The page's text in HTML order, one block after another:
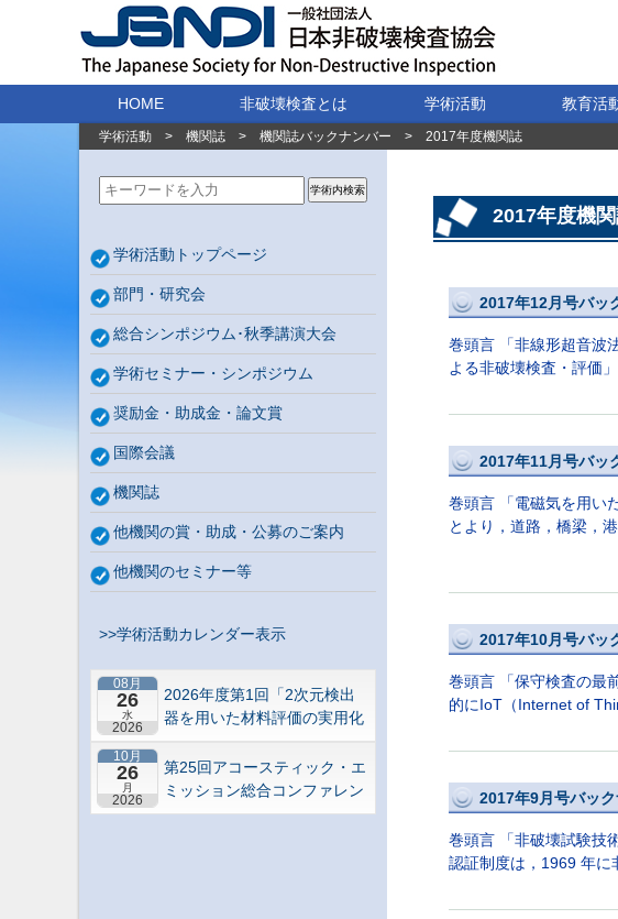
HOME 非破壊検査とは 学術活動 教育活
学術活動 > 機関誌 > 機関誌バックナンバー > 2017年度機関誌
学術内検索
学術活動トップページ
部門・研究会
総合シンポジウム･秋季講演大会
学術セミナー・シンポジウム
奨励金・助成金・論文賞
国際会議
機関誌
他機関の賞・助成・公募のご案内
他機関のセミナー等
>>学術活動カレンダー表示
08月
26
水
2026
2026年度第1回「2次元検出
器を用いた材料評価の実用化
研究会」研究セミナー
10月
26
月
2026
第25回アコースティック・エ
ミッション総合コンファレン
ス－“音や振動”で拓くNDEの
2017年度機
2017年12月号バッ
巻頭言 「非線形超音
よる非破壊検査・評価
2017年11月号バッ
巻頭言 「電磁気を用
とより，道路，橋梁，
2017年10月号バッ
巻頭言 「保守検査の
的にIoT（Internet of
2017年9月号バッ
巻頭言 「非破壊試験
認証制度は，1969 年